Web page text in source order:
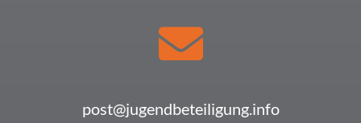
post@jugendbeteiligung.info